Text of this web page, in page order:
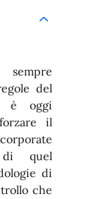
del
è oggi
il
di quel
di
che